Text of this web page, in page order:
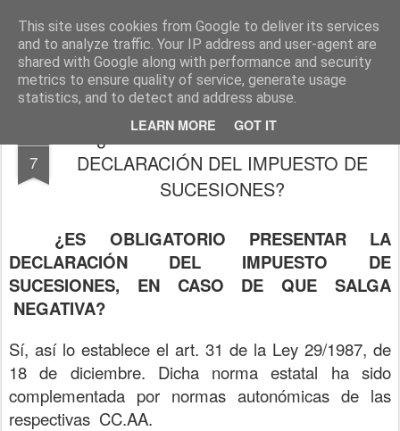
This site uses cookies from Google to deliver its services
and to analyze traffic. Your IP address and user-agent are
shared with Google along with performance and security
metrics to ensure quality of service, generate usage
statistics, and to detect and address abuse.
LEARN MORE GOT IT
J. FERNÁNDEZ ELENA, abogado http://www.josefernandezelena.es
Pages
7
¿ES OBLIGATORIO HACER LA
DECLARACIÓN DEL IMPUESTO DE
SUCESIONES?
¿ES OBLIGATORIO PRESENTAR LA
DECLARACIÓN DEL IMPUESTO DE
SUCESIONES, EN CASO DE QUE SALGA
NEGATIVA?
Sí, así lo establece el art. 31 de la Ley 29/1987, de
18 de diciembre. Dicha norma estatal ha sido
complementada por normas autonómicas de las
respectivas CC.AA.